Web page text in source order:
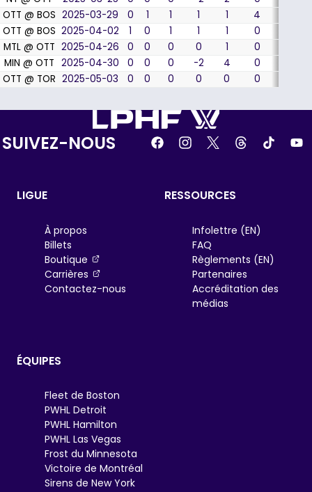
OTT @ BOS 2025-03-29 0 1 1 1 1 4
OTT @ BOS 2025-04-02 1 0 1 1 1 0
MTL @ OTT 2025-04-26 0 0 0 0 1 0
MIN @ OTT 2025-04-30 0 0 0 -2 4 0
OTT @ TOR 2025-05-03 0 0 0 0 0 0
SUIVEZ-NOUS
LIGUE
À propos
Billets
Boutique
, opens in a new tab
Carrières
, opens in a new tab
Contactez-nous
RESSOURCES
Infolettre (EN)
FAQ
Règlements (EN)
Partenaires
Accréditation des
médias
ÉQUIPES
Fleet de Boston
PWHL Detroit
PWHL Hamilton
PWHL Las Vegas
Frost du Minnesota
Victoire de Montréal
Sirens de New York